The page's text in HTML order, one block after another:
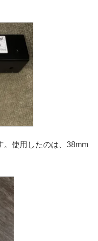
。使用したのは、38mm